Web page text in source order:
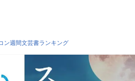
ン週間文芸書ランキング